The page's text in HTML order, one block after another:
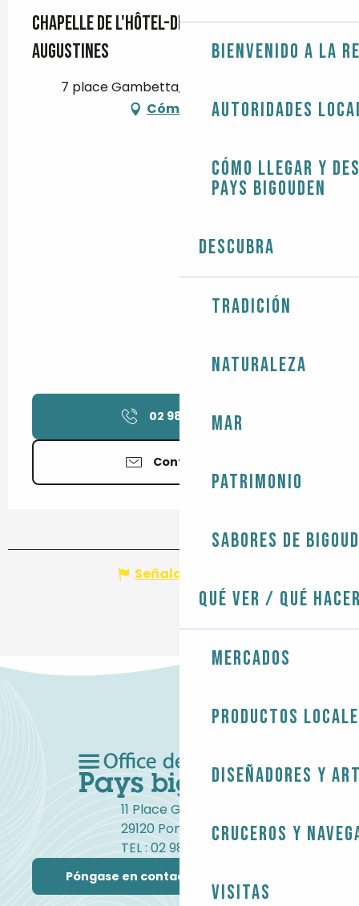
Bienvenido a la
Autoridades
Cómo llegar y
Pays Bigouden
Descubra
Tradición
Naturaleza
Mar
Patrimonio
Sabores de
Qué ver / Qué
Mercados
Productos
Diseñadores y
Cruceros y
Visitas
Chapelle de l'Hôtel-Dieu dite des
Augustines
7 place Gambetta, 29120 Pont-l'Abbé
Cómo llegar
02 98 82 40 ▒▒
Contáctenos
Señalar un error
11 Place Gambetta
29120 Pont-l'Abbé
TEL : 02 98 82 37 99
Póngase en contacto con nosotros